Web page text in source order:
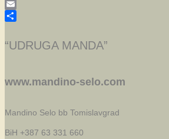
Skype
Email
“UDRUGA MANDA”
www.mandino-selo.com
Mandino Selo bb Tomislavgrad
BiH +387 63 331 660